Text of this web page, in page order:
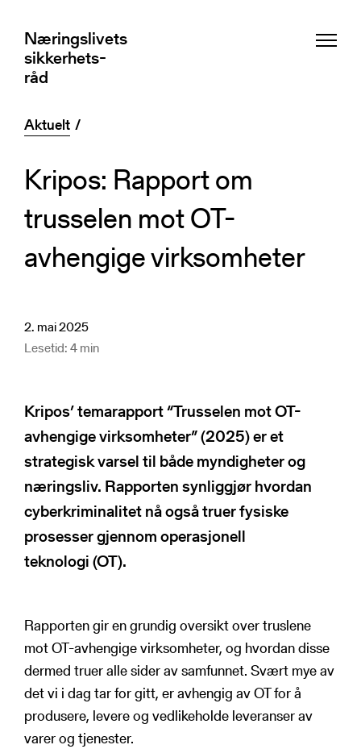
Næringslivets
sikkerhets-
råd
Næringslivets
sikkerhets-
råd
Aktuelt
Beredskapssenter
Responsmiljø for digital sikkerhet
Øvelser
Har du fått et varsel av oss?
Fagnettverk
Det konsultative råd
Regionale representanter
Medlemsfordeler
Heimdall
Basun
VTS-analyse
Foredrag
Kurs og arrangementer
Informasjonsdeling
Om NSR
NSR Strategi
Vedtekter
Medlemsbedrifter
Ansatte
Kontakt oss
Bli medlem
NSR Digital
NSR Beredskap
Aktuelt
Kripos: Rapport om
trusselen mot OT-
avhengige virksomheter
2. mai 2025
Lesetid: 4 min
Kripos’ temarapport “Trusselen mot OT-
avhengige virksomheter” (2025) er et
strategisk varsel til både myndigheter og
næringsliv. Rapporten synliggjør hvordan
cyberkriminalitet nå også truer fysiske
prosesser gjennom operasjonell
teknologi (OT).
Rapporten gir en grundig oversikt over truslene
mot OT-avhengige virksomheter, og hvordan disse
dermed truer alle sider av samfunnet. Svært mye av
det vi i dag tar for gitt, er avhengig av OT for å
produsere, levere og vedlikeholde leveranser av
varer og tjenester.